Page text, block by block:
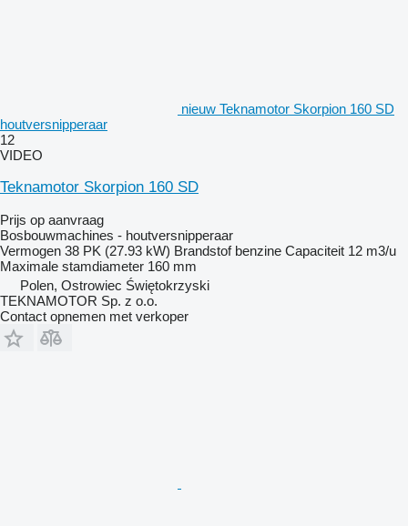
nieuw Teknamotor Skorpion 160 SD
houtversnipperaar
12
VIDEO
Teknamotor Skorpion 160 SD
Prijs op aanvraag
Bosbouwmachines - houtversnipperaar
Vermogen 38 PK (27.93 kW) Brandstof benzine Capaciteit 12 m3/u
Maximale stamdiameter 160 mm
Polen, Ostrowiec Świętokrzyski
TEKNAMOTOR Sp. z o.o.
Contact opnemen met verkoper